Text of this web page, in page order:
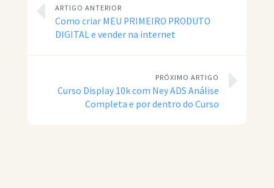
ARTIGO ANTERIOR
Como criar MEU PRIMEIRO PRODUTO
DIGITAL e vender na internet
PRÓXIMO ARTIGO
Curso Display 10k com Ney ADS Análise
Completa e por dentro do Curso